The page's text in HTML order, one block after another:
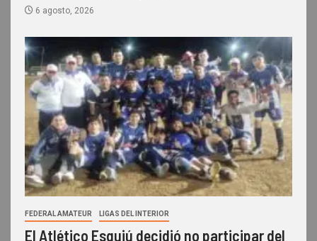
6 agosto, 2026
FEDERAL AMATEUR LIGAS DEL INTERIOR
El Atlético Esquiú decidió no participar del